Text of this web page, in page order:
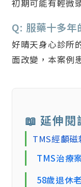
初期可能有輕微
Q: 服藥十多
好晴天身心診所
面改變，本案例
📖 延伸閱
TMS經顱
TMS治療
58歲退休